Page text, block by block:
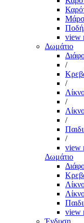
view
Δωμάτιο
/
/
/
/
/
view
Δωμάτιο
view
Ένδυση